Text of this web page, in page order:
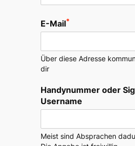
E-Mail*
Über diese Adresse
dir
Handynummer oder
Username
Meist sind Absprachen